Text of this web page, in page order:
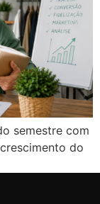
semestre com
do